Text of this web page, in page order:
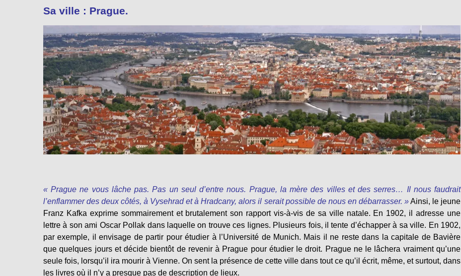
Sa ville : Prague.
« Prague ne vous lâche pas. Pas un seul d’entre nous. Prague, la mère des villes et des serres… Il nous faudrait
l’enflammer des deux côtés, à Vysehrad et à Hradcany, alors il serait possible de nous en débarrasser. »Ainsi, le jeune
Franz Kafka exprime sommairement et brutalement son rapport vis-à-vis de sa ville natale. En 1902, il adresse une
lettre à son ami Oscar Pollak dans laquelle on trouve ces lignes. Plusieurs fois, il tente d’échapper à sa ville. En 1902,
par exemple, il envisage de partir pour étudier à l’Université de Munich. Mais il ne reste dans la capitale de Bavière
que quelques jours et décide bientôt de revenir à Prague pour étudier le droit. Prague ne le lâchera vraiment qu’une
seule fois, lorsqu’il ira mourir à Vienne. On sent la présence de cette ville dans tout ce qu’il écrit, même, et surtout, dans
les livres où il n’y a presque pas de description de lieux.